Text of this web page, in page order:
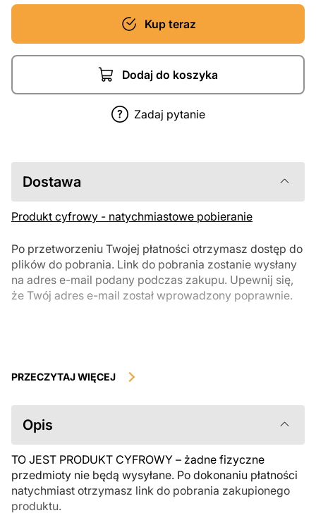
Kup teraz
Dodaj do koszyka
Zadaj pytanie
Dostawa
Produkt cyfrowy - natychmiastowe pobieranie
Po przetworzeniu Twojej płatności otrzymasz dostęp do
plików do pobrania. Link do pobrania zostanie wysłany
na adres e-mail podany podczas zakupu. Upewnij się,
że Twój adres e-mail został wprowadzony poprawnie.
podlegają zwrotowi ani wymianie po ich pobraniu. Zalecamy
przed zakupem. Jeśli masz jakiekolwiek problemy z zamówieniem,
skontaktuj się bezpośrednio ze sprzedawcą.
PRZECZYTAJ WIĘCEJ
Opis
TO JEST PRODUKT CYFROWY – żadne fizyczne
przedmioty nie będą wysyłane. Po dokonaniu płatności
natychmiast otrzymasz link do pobrania zakupionego
produktu.